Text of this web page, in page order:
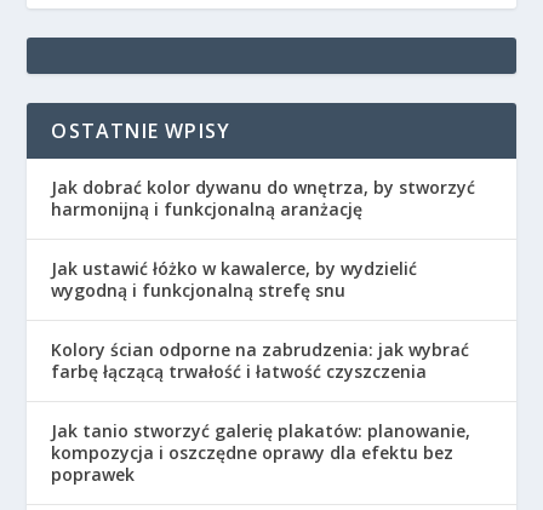
OSTATNIE WPISY
Jak dobrać kolor dywanu do wnętrza, by stworzyć
harmonijną i funkcjonalną aranżację
Jak ustawić łóżko w kawalerce, by wydzielić
wygodną i funkcjonalną strefę snu
Kolory ścian odporne na zabrudzenia: jak wybrać
farbę łączącą trwałość i łatwość czyszczenia
Jak tanio stworzyć galerię plakatów: planowanie,
kompozycja i oszczędne oprawy dla efektu bez
poprawek